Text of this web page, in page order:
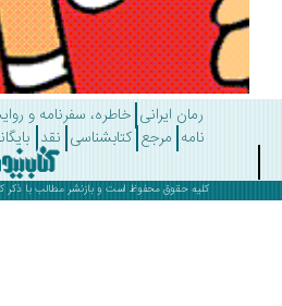
رمان ایرانی خاطره، سفرنامه و روایت
مرجع کتابشناسی نقد بایگانی
کلیه حقوق محفوظ است و بازنشر مطالب با ذکرکتاب نیوز